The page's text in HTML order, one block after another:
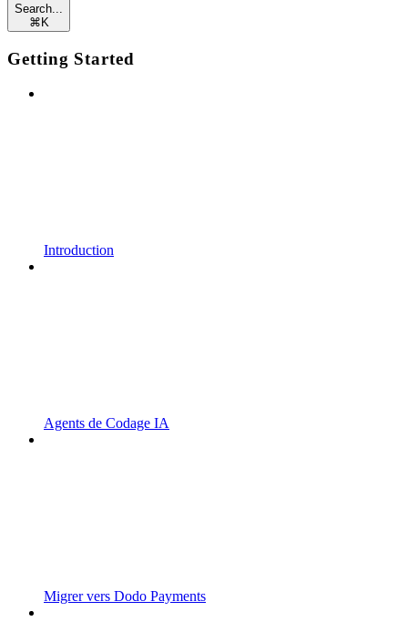
Search...
⌘ K
Getting Started
Introduction
Agents de Codage IA
Migrer vers Dodo Payments